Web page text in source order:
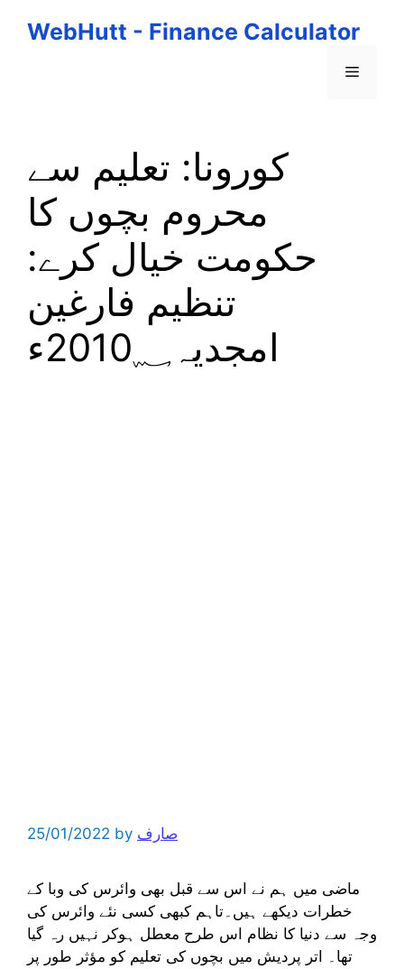
WebHutt - Finance Calculator
Menu
کورونا: تعلیم سے
محروم بچوں کا
حکومت خیال کرے:
تنظیم فارغین
امجدیہ2010؁ء
25/01/2022 by صارف
ماضی میں ہم نے اس سے قبل بھی وائرس کی وبا کے
خطرات دیکھے ہیں۔تاہم کبھی کسی نئے وائرس کی
وجہ سے دنیا کا نظام اس طرح معطل ہوکر نہیں رہ گیا
تھا۔ اتر پردیش میں بچوں کی تعلیم کو مؤثر طور پر